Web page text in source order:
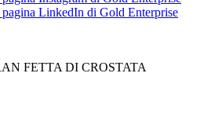
FETTA DI CROSTATA